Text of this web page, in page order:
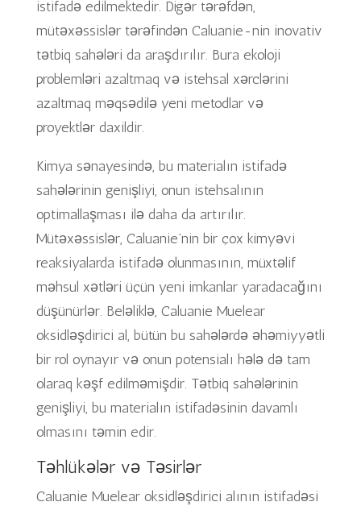
istifadə edilmektedir. Digər tərəfdən,
mütəxəssislər tərəfindən Caluanie-nin inovativ
tətbiq sahələri da araşdırılır. Bura ekoloji
problemləri azaltmaq və istehsal xərclərini
azaltmaq məqsədilə yeni metodlar və
proyektlər daxildir.
Kimya sənayesində, bu materialın istifadə
sahələrinin genişliyi, onun istehsalının
optimallaşması ilə daha da artırılır.
Mütəxəssislər, Caluanie’nin bir çox kimyəvi
reaksiyalarda istifadə olunmasının, müxtəlif
məhsul xətləri üçün yeni imkanlar yaradacağını
düşünürlər. Beləliklə, Caluanie Muelear
oksidləşdirici al, bütün bu sahələrdə əhəmiyyətli
bir rol oynayır və onun potensialı hələ də tam
olaraq kəşf edilməmişdir. Tətbiq sahələrinin
genişliyi, bu materialın istifadəsinin davamlı
olmasını təmin edir.
Təhlükələr və Təsirlər
Caluanie Muelear oksidləşdirici alının istifadəsi